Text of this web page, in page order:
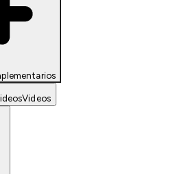
Videos